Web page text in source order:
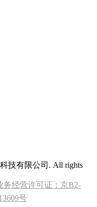
技有限公司. All rights
务经营许可证：京B2-
号